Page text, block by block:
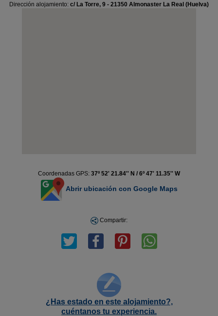
Dirección alojamiento: c/ La Torre, 9 - 21350 Almonaster La Real (Huelva)
Coordenadas GPS: 37º 52' 21.84'' N / 6º 47' 11.35'' W
Abrir ubicación con Google Maps
Compartir:
¿Has estado en este alojamiento?,
cuéntanos tu experiencia.